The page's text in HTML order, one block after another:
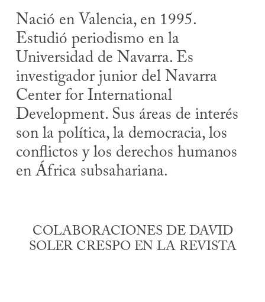
Nació en Valencia, en 1995.
Estudió periodismo en la
Universidad de Navarra. Es
investigador junior del Navarra
Center for International
Development. Sus áreas de interés
son la política, la democracia, los
conflictos y los derechos humanos
en África subsahariana.
COLABORACIONES DE DAVID
SOLER CRESPO EN LA REVISTA